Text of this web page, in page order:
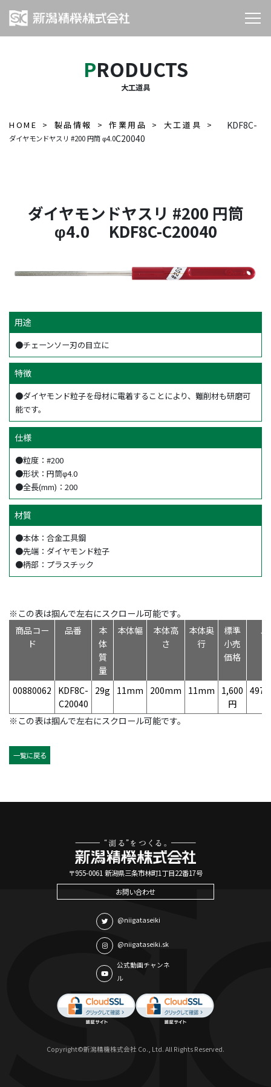
PRODUCTS
大工道具
HOME 製品情報 作業用品 大工道具
ダイヤモンドヤスリ #200 円筒 φ4.0
KDF8C-
C20040
ダイヤモンドヤスリ #200 円筒
φ4.0 KDF8C-C20040
用途
●チェーンソー刃の目立に
特徴
●ダイヤモンド粒子を母材に電着することにより、難削材も研磨可
能です。
仕様
●粒度：#200
●形状：円筒φ4.0
●全長(mm)：200
材質
●本体：合金工具鋼
●先端：ダイヤモンド粒子
●柄部：プラスチック
※この表は掴んで左右にスクロール可能です。
商品コー
ド
品番
本
体
質
量
本体幅
本体高
さ
本体奥
行
標準
小売
価格
00880062
KDF8C-
C20040
29g 11mm 200mm 11mm
1,600
円
※この表は掴んで左右にスクロール可能です。
一覧に戻る
〒955-0061 新潟県三条市林町1丁目22番17号
お問い合わせ
@niigataseiki
@niigataseiki.sk
公式動画チャンネ
ル
Copyright©新潟精機株式会社 Co., Ltd. All Rights Reserved.